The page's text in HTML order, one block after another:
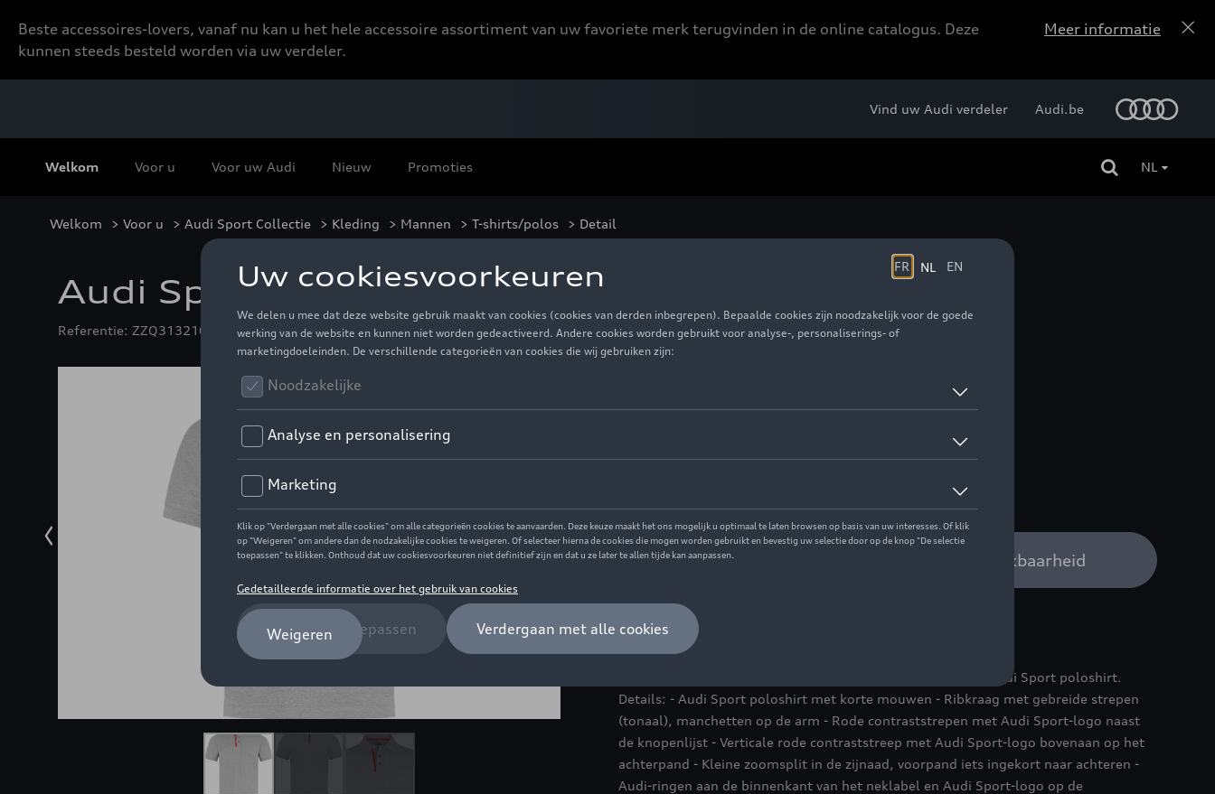
Beste accessoires-lovers, vanaf nu kan u het hele accessoire assortiment van uw favoriete merk terugvinden in de online catalogus. Deze
kunnen steeds besteld worden via uw verdeler.
Meer informatie
Welkom Voor u Voor uw Audi Nieuw Promoties
Vind uw Audi verdeler Audi.be
NL
Welkom > Voor u > Audi Sport Collectie > Kleding > Mannen > T-shirts/polos > Detail
Audi Sport poloshirt, heren, grijs gemêleerd - L
Referentie: ZZQ3132102014
Maat
Contacteer uw Audi verdeler voor beschikbaarheid
Beschrijving
De klassieker in de garderobe van elke Audi Sport-fan: het Audi Sport poloshirt.
Details: - Audi Sport poloshirt met korte mouwen - Ribkraag met gebreide strepen
(tonaal), manchetten op de arm - Rode contraststrepen met Audi Sport-logo naast
de knopenlijst - Verticale rode contraststreep met Audi Sport-logo bovenaan op het
achterpand - Kleine zoomsplit in de zijnaad, voorpand iets ingekort naar achteren -
Audi-ringen aan de binnenkant van het neklabel en Audi Sport-logo op de